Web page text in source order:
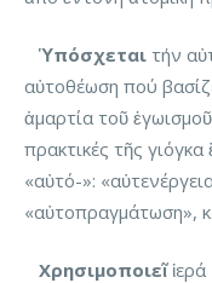
Ὑπόσχεται τήν
αὐτοθέωση πού
ἁμαρτία τοῦ
πρακτικές τῆς
«αὐτό-»:
«αὐτοπραγμάτωση»,
Χρησιμοποιεῖἱερά